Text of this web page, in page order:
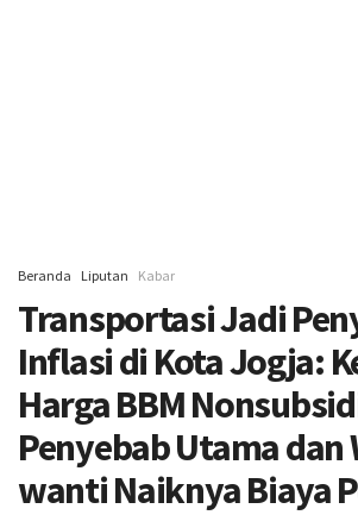
Beranda Liputan Kabar
Transportasi Jadi
Inflasi di Kota Jogja:
Harga BBM
Penyebab Utama dan
wanti Naiknya Biaya